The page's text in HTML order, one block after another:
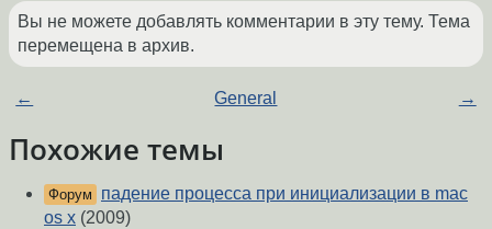
Вы не можете добавлять комментарии в эту тему. Тема
перемещена в архив.
← General →
Похожие темы
Форум
падение процесса при инициализации в mac
os x (2009)